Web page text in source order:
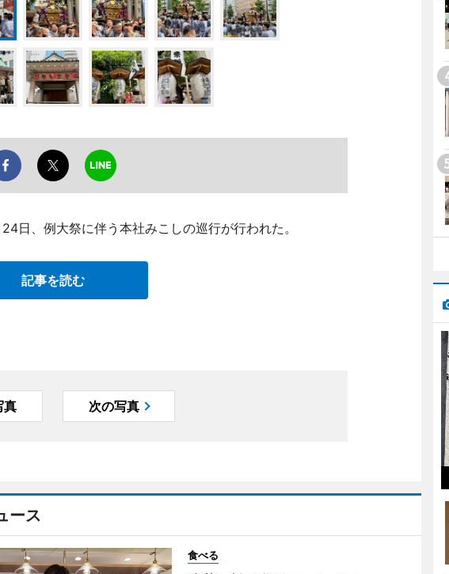
日、例大祭に伴う本社みこしの巡行が行われた。
記事を読む
真 次の写真
ース
食べる